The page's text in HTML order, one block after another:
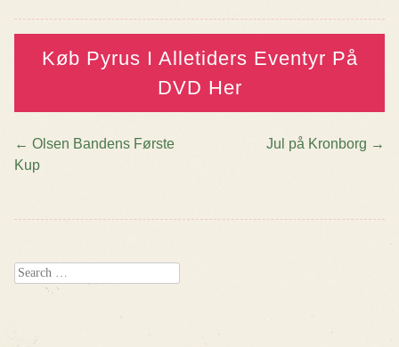
Køb Pyrus I Alletiders Eventyr På
DVD Her
Post navigation
← Olsen Bandens Første
Kup
Jul på Kronborg →
Search